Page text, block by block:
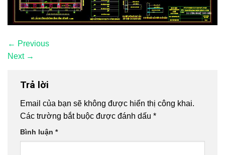
← Previous
Next →
Trả lời
Email của bạn sẽ không được hiển thị công khai.
Các trường bắt buộc được đánh dấu *
Bình luận *